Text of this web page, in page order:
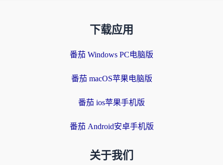
下载应用
番茄 Windows PC电脑版
番茄 macOS苹果电脑版
番茄 ios苹果手机版
番茄 Android安卓手机版
关于我们